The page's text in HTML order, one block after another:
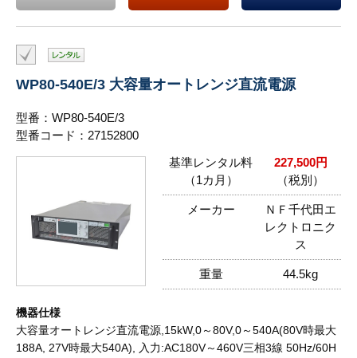
WP80-540E/3 大容量オートレンジ直流電源
型番：WP80-540E/3
型番コード：27152800
基準レンタル料
（1カ月）
227,500円
（税別）
メーカー
ＮＦ千代田エ
レクトロニク
ス
重量 44.5kg
機器仕様
大容量オートレンジ直流電源,15kW,0～80V,0～540A(80V時最大
188A, 27V時最大540A), 入力:AC180V～460V三相3線 50Hz/60H